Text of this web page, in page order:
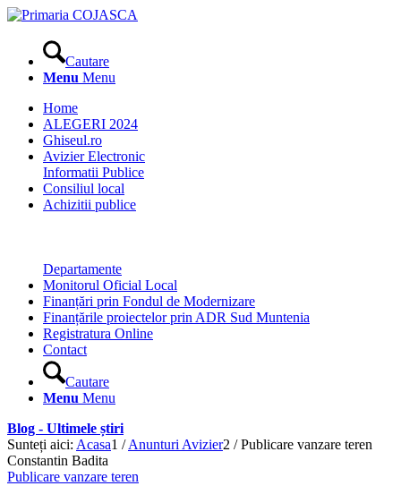
Cautare
Menu Menu
Home
ALEGERI 2024
Ghiseul.ro
Avizier Electronic
Informatii Publice
Consiliul local
Achizitii publice
Departamente
Monitorul Oficial Local
Finanțări prin Fondul de Modernizare
Finanțările proiectelor prin ADR Sud Muntenia
Registratura Online
Contact
Cautare
Menu Menu
Blog - Ultimele știri
Sunteți aici: Acasa1 / Anunturi Avizier2 / Publicare vanzare teren
Constantin Badita
Publicare vanzare teren